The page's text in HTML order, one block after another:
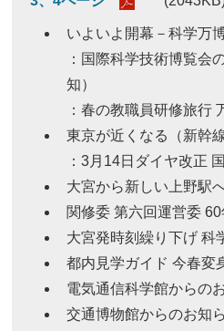
いよいよ開幕－科学万
：国際科学技術博覧会
知）
：春の教職員研修旅行
東京が近くなる（新幹
：3月14日ダイヤ改正
大宮から新しい上野駅
関修委 第六回運営委
大宮発時刻繰り下げ 科
都内見学ガイド 今春変
電気通信科学館からの
交通博物館からのお知